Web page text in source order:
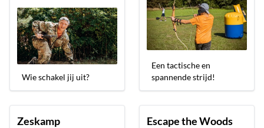
Wie schakel jij uit?
Een tactische en
spannende strijd!
Zeskamp Escape the Woods